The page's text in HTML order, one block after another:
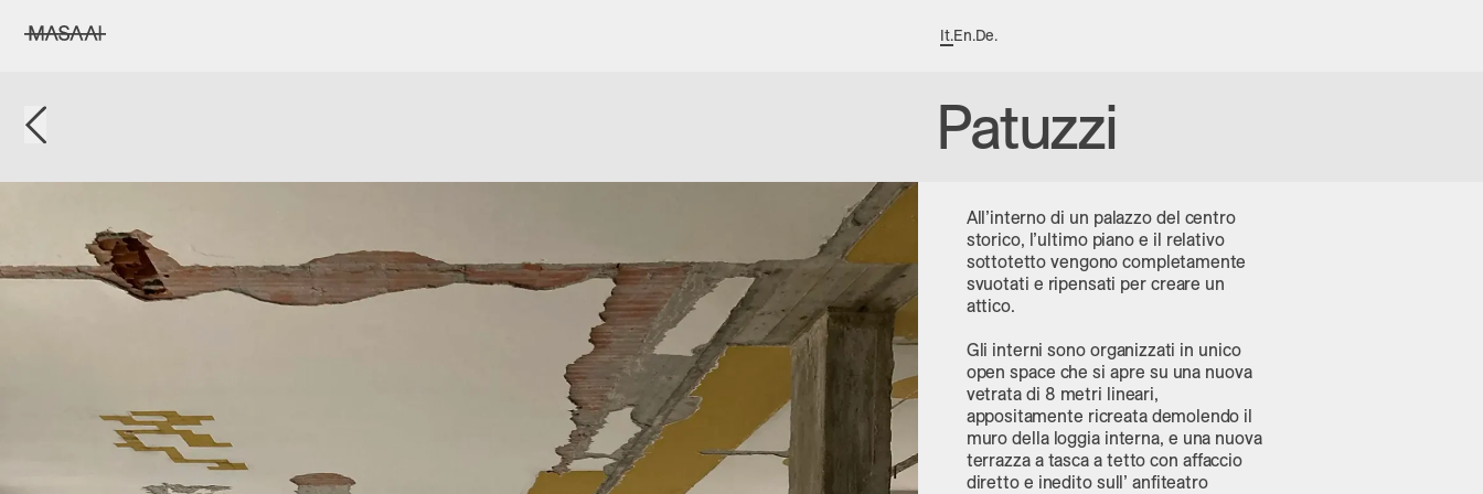
It.En.De.
back home Patuzzi
All’interno di un palazzo del centro
storico, l’ultimo piano e il relativo
sottotetto vengono completamente
svuotati e ripensati per creare un
attico.
Gli interni sono organizzati in unico
open space che si apre su una nuova
vetrata di 8 metri lineari,
appositamente ricreata demolendo il
muro della loggia interna, e una nuova
terrazza a tasca a tetto con affaccio
diretto e inedito sull’ anfiteatro